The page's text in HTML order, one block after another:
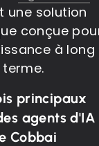
une solution
conçue
à long
terme.
principaux
agents d'IA
Cobbai